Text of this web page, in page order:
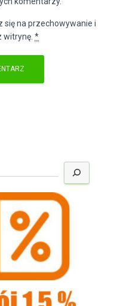
na przechowywanie i
*